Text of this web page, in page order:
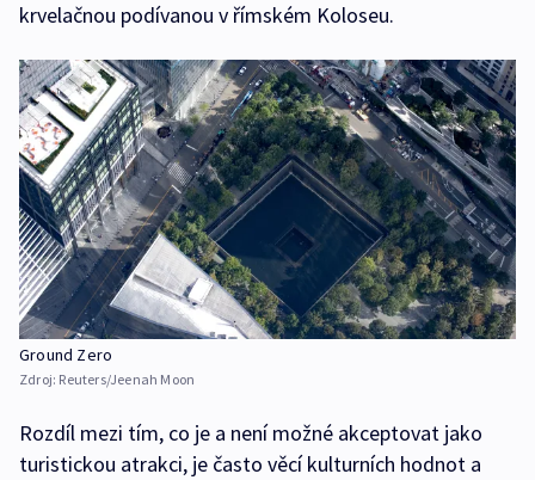
krvelačnou podívanou v římském Koloseu.
Ground Zero
Zdroj: Reuters/Jeenah Moon
Rozdíl mezi tím, co je a není možné akceptovat jako
turistickou atrakci, je často věcí kulturních hodnot a